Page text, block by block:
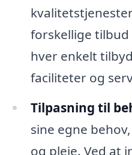
forskellige
hver enkelt
faciliteter og
Tilpasning til
sine egne
og pleje. Ved at